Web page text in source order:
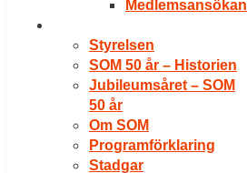
Medlemsansökan
Styrelsen
SOM 50 år – Historien
Jubileumsåret – SOM
50 år
Om SOM
Programförklaring
Stadgar